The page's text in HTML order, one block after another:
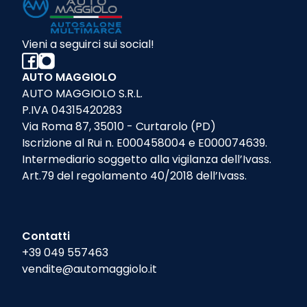
Vieni a seguirci sui social!
AUTO MAGGIOLO
AUTO MAGGIOLO S.R.L.
P.IVA 04315420283
Via Roma 87, 35010 - Curtarolo (PD)
Iscrizione al Rui n. E000458004 e E000074639.
Intermediario soggetto alla vigilanza dell’Ivass.
Art.79 del regolamento 40/2018 dell’Ivass.
Contatti
+39 049 557463
vendite@automaggiolo.it